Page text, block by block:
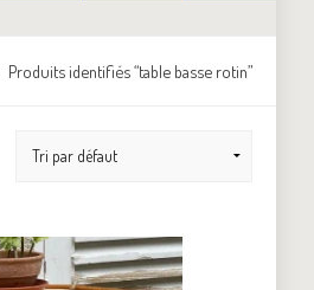
Produits identifiés “table basse rotin”